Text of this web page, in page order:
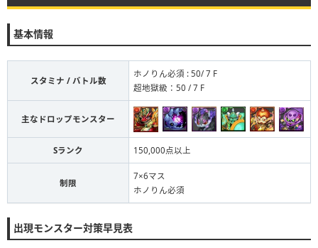
基本情報
スタミナ / バトル数
ホノりん必須 : 50/ 7 F
超地獄級：50 / 7 F
主なドロップモンスター
Sランク 150,000点以上
制限
7×6マス
ホノりん必須
出現モンスター対策早見表